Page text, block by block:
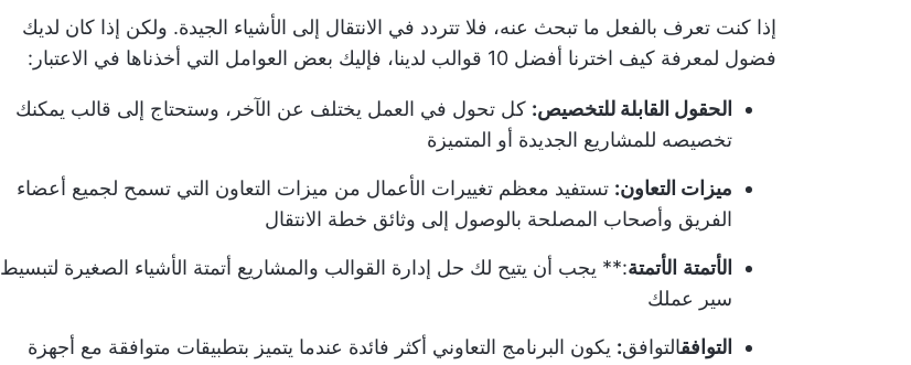
إذا كنت تعرف بالفعل ما تبحث عنه، فلا تتردد في الانتقال إلى الأشياء الجيدة. ولكن إذا كان لديك
فضول لمعرفة كيف اخترنا أفضل 10 قوالب لدينا، فإليك بعض العوامل التي أخذناها في الاعتبار:
الحقول القابلة للتخصيص: كل تحول في العمل يختلف عن الآخر، وستحتاج إلى قالب يمكنك
تخصيصه للمشاريع الجديدة أو المتميزة
ميزات التعاون: تستفيد معظم تغييرات الأعمال من ميزات التعاون التي تسمح لجميع أعضاء
الفريق وأصحاب المصلحة بالوصول إلى وثائق خطة الانتقال
الأتمتة الأتمتة:** يجب أن يتيح لك حل إدارة القوالب والمشاريع أتمتة الأشياء الصغيرة لتبسيط
سير عملك
التوافقالتوافق: يكون البرنامج التعاوني أكثر فائدة عندما يتميز بتطبيقات متوافقة مع أجهزة